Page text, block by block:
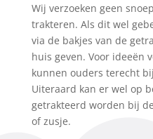
Wij verzoeken geen
trakteren. Als dit wel
via de bakjes van de
huis geven. Voor ideeën
kunnen ouders terecht
Uiteraard kan er wel op
getrakteerd worden bij
of zusje.